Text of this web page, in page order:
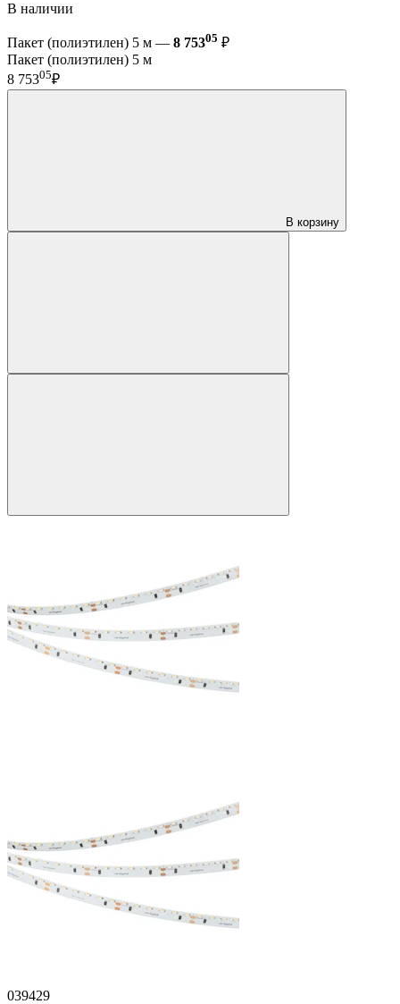
В наличии
Пакет (полиэтилен) 5 м — 8 75305 ₽
Пакет (полиэтилен) 5 м
8 75305₽
В корзину
039429